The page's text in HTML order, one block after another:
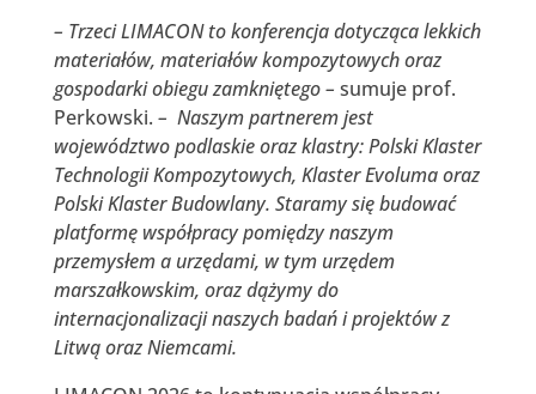
– Trzeci LIMACON to konferencja dotycząca lekkich
materiałów, materiałów kompozytowych oraz
gospodarki obiegu zamkniętego – sumuje prof.
Perkowski. – Naszym partnerem jest
województwo podlaskie oraz klastry: Polski Klaster
Technologii Kompozytowych, Klaster Evoluma oraz
Polski Klaster Budowlany. Staramy się budować
platformę współpracy pomiędzy naszym
przemysłem a urzędami, w tym urzędem
marszałkowskim, oraz dążymy do
internacjonalizacji naszych badań i projektów z
Litwą oraz Niemcami.